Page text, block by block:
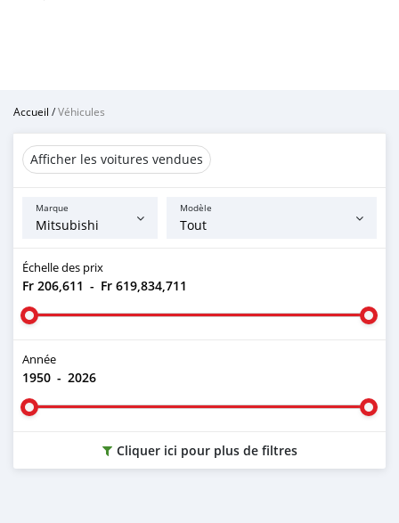
Accueil /Véhicules
Afficher les voitures vendues
Marque Modèle
Échelle des prix
Fr 206,611 - Fr 619,834,711
Année
1950 - 2026
Cliquer ici pour plus de filtres